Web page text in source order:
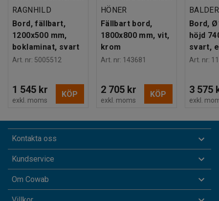
RAGNHILD
Bord, fällbart,
1200x500 mm,
boklaminat, svart
Art. nr: 5005512
1 545 kr
exkl. moms
KÖP
HÖNER
Fällbart bord,
1800x800 mm, vit,
krom
Art. nr: 143681
2 705 kr
exkl. moms
KÖP
BALDER
Bord,
höjd
svart,
Art. nr:
3 575
exkl.
Kontakta oss
Kundservice
Om Cowab